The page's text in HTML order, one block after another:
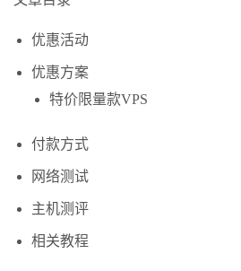
优惠活动
优惠方案
特价限量款VPS
付款方式
网络测试
主机测评
相关教程